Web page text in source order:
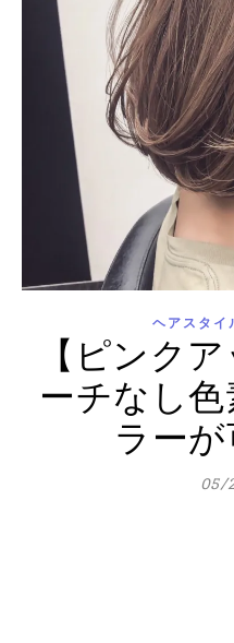
ヘアスタイ
【ピンク
ーチなし
ラーが
05/